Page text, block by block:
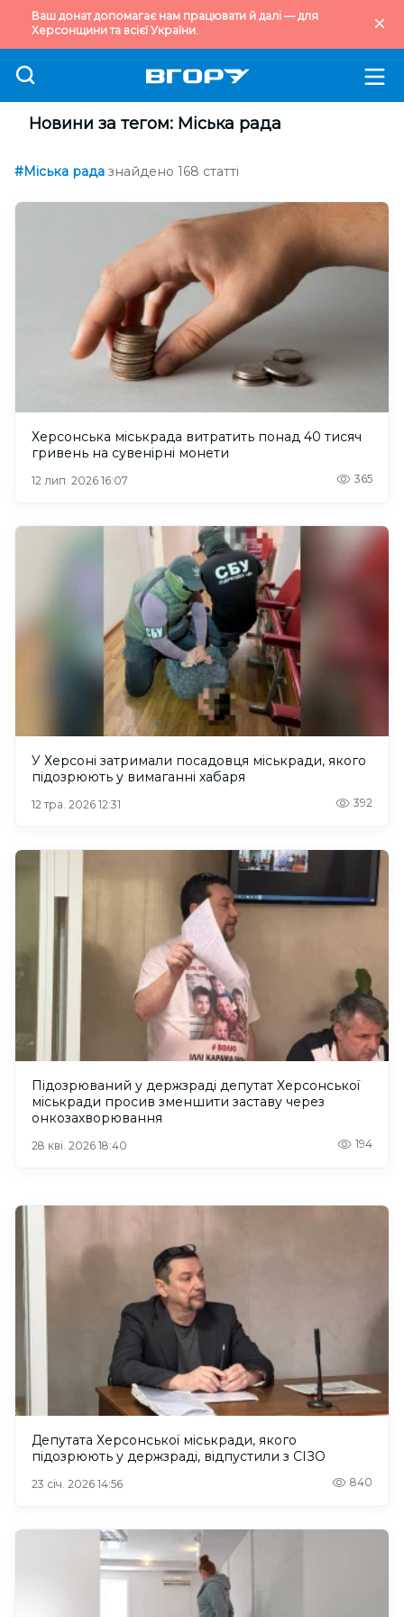
Ваш донат допомагає нам працювати й далі — для
Херсонщини та всієї України.
Новини за тегом: Міська рада
#Міська рада знайдено 168 статті
Херсонська міськрада витратить понад 40 тисяч
гривень на сувенірні монети
12 лип. 2026 16:07 365
У Херсоні затримали посадовця міськради, якого
підозрюють у вимаганні хабаря
12 тра. 2026 12:31 392
Підозрюваний у держзраді депутат Херсонської
міськради просив зменшити заставу через
онкозахворювання
28 кві. 2026 18:40 194
Депутата Херсонської міськради, якого
підозрюють у держзраді, відпустили з СІЗО
23 січ. 2026 14:56 840